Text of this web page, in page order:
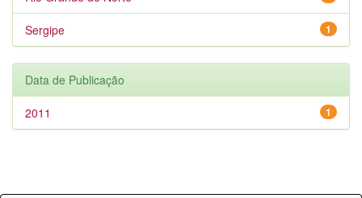
1
Sergipe
Data de Publicação
1
2011